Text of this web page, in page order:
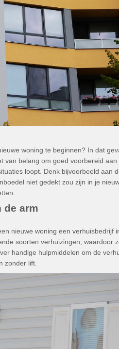
woning te beginnen? In dat
van belang om goed voorbereid
loopt. Denk bijvoorbeeld aan
niet gedekt zou zijn in je
de arm
nieuwe woning een verhuisbedrijf
soorten verhuizingen, waardoor
handige hulpmiddelen om de
zonder lift.